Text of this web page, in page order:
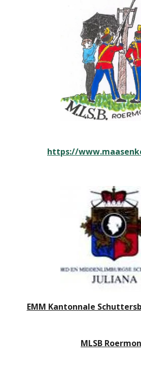
https://
EMM Kantonnale
MLSB